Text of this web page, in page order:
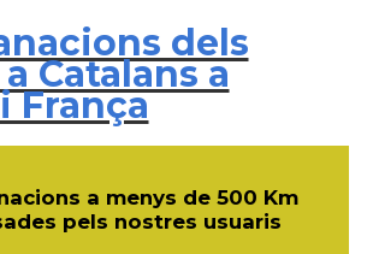
dels
Catalans a
França
a menys de 500 Km
pels nostres usuaris